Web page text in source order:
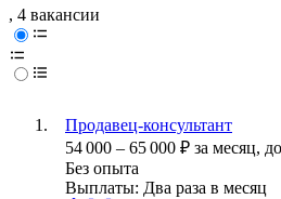
, 4 вакансии
Продавец-консультант
54 000 – 65 000 ₽ за месяц,
Без опыта
Выплаты: Два раза в месяц